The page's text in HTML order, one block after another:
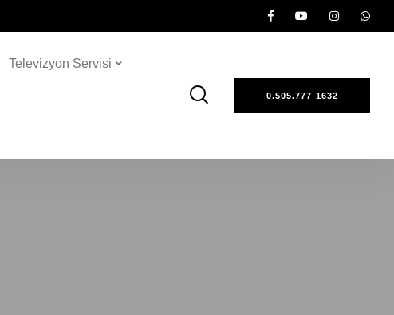
Televizyon Servisi
0.505.777 1632